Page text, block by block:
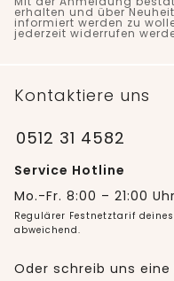
erhalten und über
informiert werden zu
jederzeit widerrufen
Kontaktiere uns
0512 31 4582
Service Hotline
Mo.-Fr. 8:00 – 21:00
Regulärer Festnetztarif
abweichend.
Oder schreib uns eine